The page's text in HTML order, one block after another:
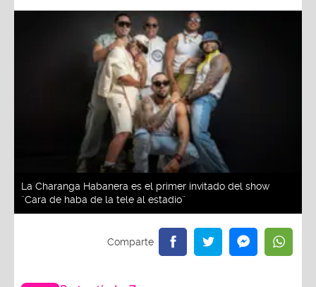
La Charanga Habanera es el primer invitado del show
¨Cara de haba de la tele al estadio¨